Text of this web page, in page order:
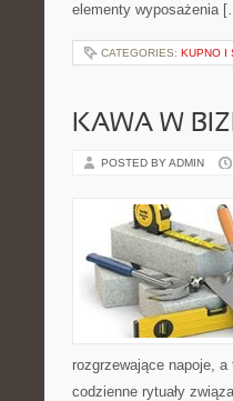
elementy wyposażenia
CATEGORIES: KUPNO I
KAWA W
POSTED BY ADMIN
rozgrzewające napoje,
codzienne rytuały